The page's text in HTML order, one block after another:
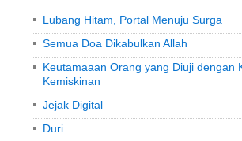
Lubang Hitam, Portal Menuju Surga
Semua Doa Dikabulkan Allah
Keutamaaan Orang yang Diuji dengan
Kemiskinan
Jejak Digital
Duri